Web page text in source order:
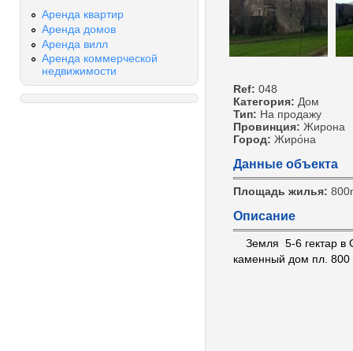
Аренда квартир
Аренда домов
Аренда вилл
Аренда коммерческой
недвижимости
Ref: 048
Категория: Дом
Тип: На продажу
Провинция: Жирона
Город: Жиро́на
Данные объекта
Площадь жилья:
Описание
Земля 5-6 гектар в
каменный дом пл.